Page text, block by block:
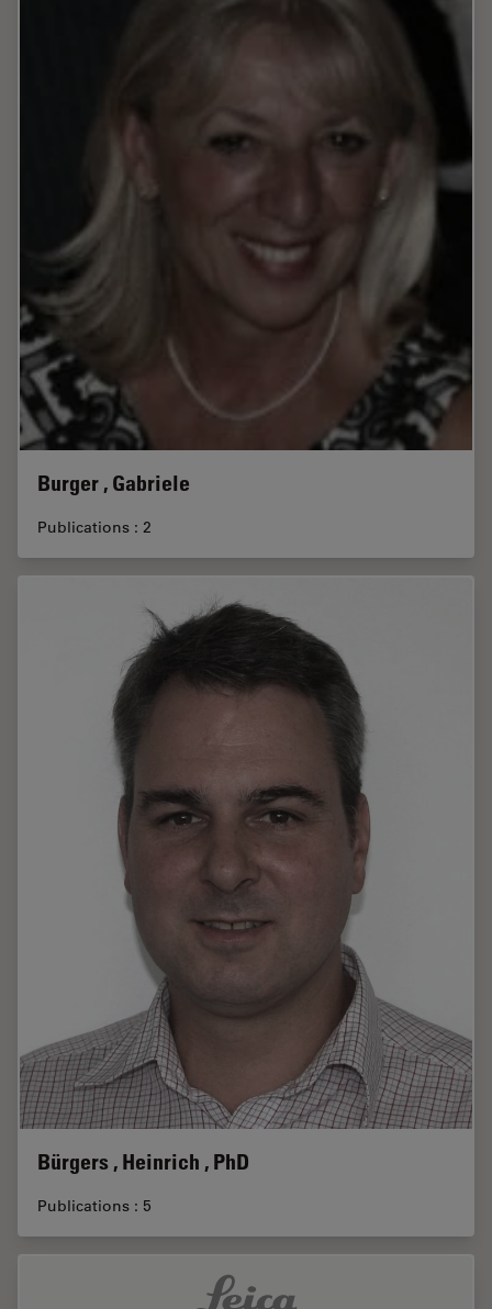
Burger , Gabriele
Publications : 2
Bürgers , Heinrich , PhD
Publications : 5